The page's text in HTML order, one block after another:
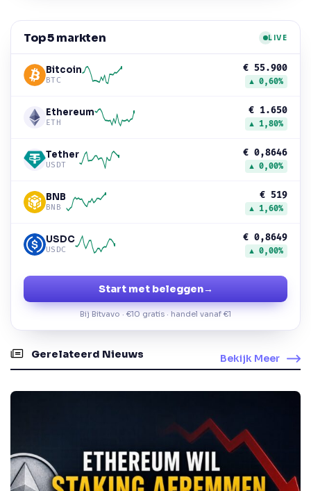
Top 5 markten LIVE
Bitcoin
BTC
€ 55.900
▲ 0,60%
Ethereum
ETH
€ 1.650
▲ 1,80%
Tether
USDT
€ 0,8646
▲ 0,00%
BNB
BNB
€ 519
▲ 1,60%
USDC
USDC
€ 0,8649
▲ 0,00%
Start met beleggen→
Bij Bitvavo · €10 gratis · handel vanaf €1
Gerelateerd Nieuws Bekijk Meer